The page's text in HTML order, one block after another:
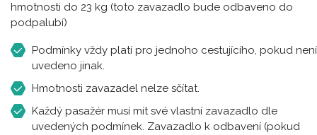
hmotnosti do 23 kg (toto zavazadlo bude odbaveno do
podpalubí)
Podmínky vždy platí pro jednoho cestujícího, pokud není
uvedeno jinak.
Hmotnosti zavazadel nelze sčítat.
Každý pasažér musí mít své vlastní zavazadlo dle
uvedených podmínek. Zavazadlo k odbavení (pokud